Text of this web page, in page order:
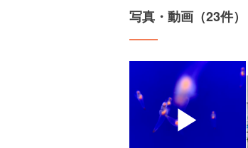
写真・動画（23件）
▶